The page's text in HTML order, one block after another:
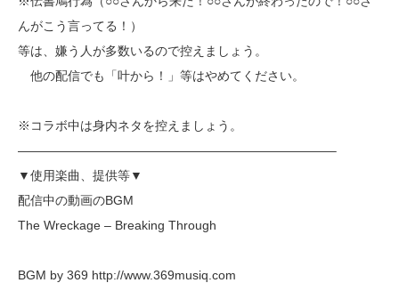
んがこう言ってる！）
等は、嫌う人が多数いるので控えましょう。
他の配信でも「叶から！」等はやめてください。
※コラボ中は身内ネタを控えましょう。
—————————————————————————–
▼使用楽曲、提供等▼
配信中の動画のBGM
The Wreckage – Breaking Through
BGM by 369 http://www.369musiq.com